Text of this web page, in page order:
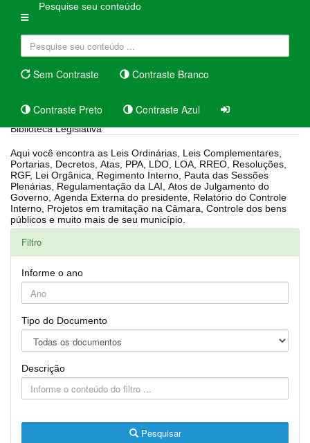
Pesquise seu conteúdo
Sem Contraste Contraste Branco
Contraste Preto Contraste Azul
Biblioteca Legislativa
Aqui você encontra as Leis Ordinárias, Leis Complementares,
Portarias, Decretos, Atas, PPA, LDO, LOA, RREO, Resoluções,
RGF, Lei Orgânica, Regimento Interno, Pauta das Sessões
Plenárias, Regulamentação da LAI, Atos de Julgamento do
Governo, Agenda Externa do presidente, Relatório do Controle
Interno, Projetos em tramitação na Câmara, Controle dos bens
públicos e muito mais de seu município.
Filtro
Informe o ano
Tipo do Documento
Descrição
Pesquisar